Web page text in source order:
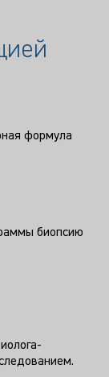
формула
биопсию